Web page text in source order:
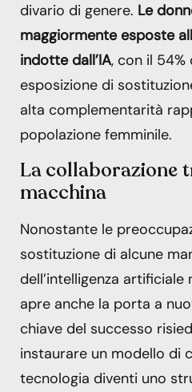
divario di genere. Le
maggiormente esposte
indotte dall’IA, con il
esposizione di
alta complementarità
popolazione femminile.
La collaborazione
macchina
Nonostante le
sostituzione di alcune
dell’intelligenza
apre anche la porta a
chiave del successo
instaurare un modello di
tecnologia diventi uno